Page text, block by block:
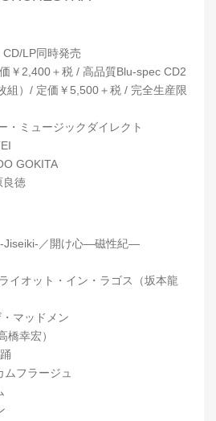
LP同時発売
￥2,400＋税 / 高品質Blu-spec CD2
組）/ 定価￥5,500＋税 / 完全生産限
・ミュージックダイレクト
GOKITA
良徳
-Jiseiki-／開け心―磁性紀―
イオット・イン・ラゴス（坂本龍
マッドメン
橋幸宏）
フラージュ